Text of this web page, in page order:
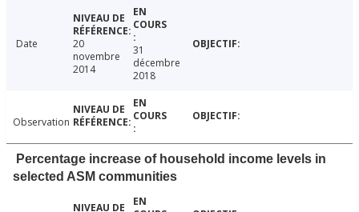
Date
20
novembre
2014
31
décembre
2018
Observation
Percentage increase of household income levels in
selected ASM communities